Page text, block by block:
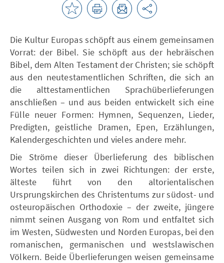
Die Kultur Europas schöpft aus einem gemeinsamen
Vorrat: der Bibel. Sie schöpft aus der hebräischen
Bibel, dem Alten Testament der Christen; sie schöpft
aus den neutestamentlichen Schriften, die sich an
die alttestamentlichen Sprachüberlieferungen
anschließen – und aus beiden entwickelt sich eine
Fülle neuer Formen: Hymnen, Sequenzen, Lieder,
Predigten, geistliche Dramen, Epen, Erzählungen,
Kalendergeschichten und vieles andere mehr.
Die Ströme dieser Überlieferung des biblischen
Wortes teilen sich in zwei Richtungen: der erste,
älteste führt von den altorientalischen
Ursprungskirchen des Christentums zur südost- und
osteuropäischen Orthodoxie – der zweite, jüngere
nimmt seinen Ausgang von Rom und entfaltet sich
im Westen, Südwesten und Norden Europas, bei den
romanischen, germanischen und westslawischen
Völkern. Beide Überlieferungen weisen gemeinsame